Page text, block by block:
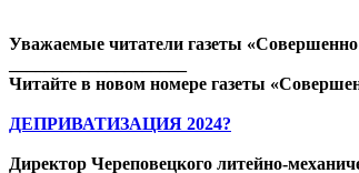
Уважаемые читатели газеты
Читайте в новом номере газеты
ДЕПРИВАТИЗАЦИЯ 2024?
Директор Череповецкого литейно-